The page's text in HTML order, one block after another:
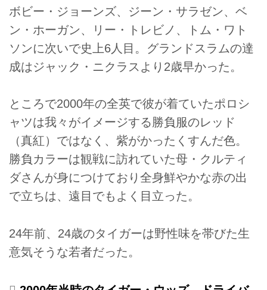
ボビー・ジョーンズ、ジーン・サラゼン、ベ
ン・ホーガン、リー・トレビノ、トム・ワト
ソンに次いで史上6人目。グランドスラムの達
成はジャック・ニクラスより2歳早かった。
ところで2000年の全英で彼が着ていたポロシ
ャツは我々がイメージする勝負服のレッド
（真紅）ではなく、紫がかったくすんだ色。
勝負カラーは観戦に訪れていた母・クルティ
ダさんが身につけており全身鮮やかな赤の出
で立ちは、遠目でもよく目立った。
24年前、24歳のタイガーは野性味を帯びた生
意気そうな若者だった。